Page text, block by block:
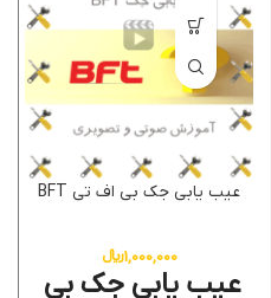
عیب یابی جک بی اف تی BFT
1,000,000﷼
عیب یابی جک بی